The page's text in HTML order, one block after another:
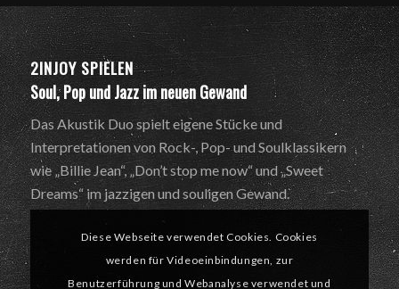
2INJOY SPIELEN
Soul, Pop und Jazz im neuen Gewand
Das Akustik Duo spielt eigene Stücke und
Interpretationen von Rock-, Pop- und Soulklassikern
wie „Billie Jean“, „Don’t stop me now“ und „Sweet
Dreams“ im jazzigen und souligen Gewand.
Diese Webseite verwendet Cookies. Cookies
werden für Videoeinbindungen, zur
Benutzerführung und Webanalyse verwendet und